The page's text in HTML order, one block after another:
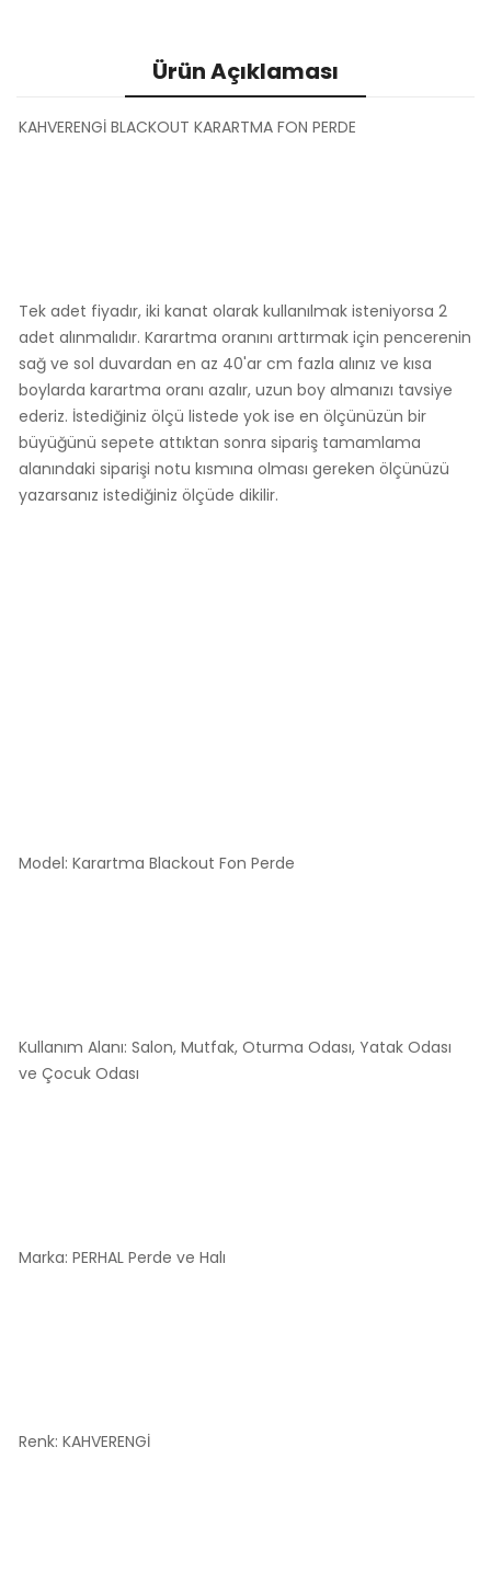
Ürün Açıklaması
KAHVERENGİ BLACKOUT KARARTMA FON PERDE
Tek adet fiyadır, iki kanat olarak kullanılmak isteniyorsa 2
adet alınmalıdır. Karartma oranını arttırmak için pencerenin
sağ ve sol duvardan en az 40'ar cm fazla alınız ve kısa
boylarda karartma oranı azalır, uzun boy almanızı tavsiye
ederiz. İstediğiniz ölçü listede yok ise en ölçünüzün bir
büyüğünü sepete attıktan sonra sipariş tamamlama
alanındaki siparişi notu kısmına olması gereken ölçünüzü
yazarsanız istediğiniz ölçüde dikilir.
Model: Karartma Blackout Fon Perde
Kullanım Alanı: Salon, Mutfak, Oturma Odası, Yatak Odası
ve Çocuk Odası
Marka: PERHAL Perde ve Halı
Renk: KAHVERENGİ